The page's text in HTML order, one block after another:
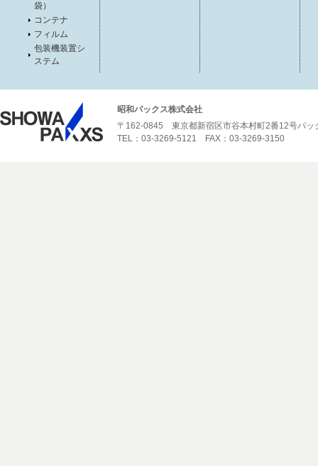
袋）
コンテナ
フィルム
包装機装置シ
ステム
昭和パックス株式会社
〒162-0845 東京都新宿区市谷本村町2番12号パッ
TEL：03-3269-5121 FAX：03-3269-3150